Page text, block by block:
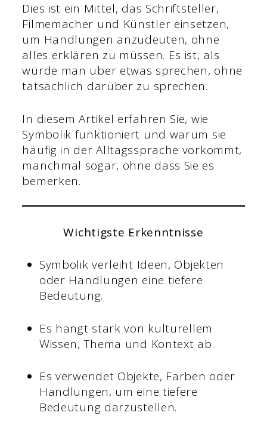
Dies ist ein Mittel, das Schriftsteller,
Filmemacher und Künstler einsetzen,
um Handlungen anzudeuten, ohne
alles erklären zu müssen. Es ist, als
würde man über etwas sprechen, ohne
tatsächlich darüber zu sprechen.
In diesem Artikel erfahren Sie, wie
Symbolik funktioniert und warum sie
häufig in der Alltagssprache vorkommt,
manchmal sogar, ohne dass Sie es
bemerken.
Wichtigste Erkenntnisse
Symbolik verleiht Ideen, Objekten
oder Handlungen eine tiefere
Bedeutung.
Es hängt stark von kulturellem
Wissen, Thema und Kontext ab.
Es verwendet Objekte, Farben oder
Handlungen, um eine tiefere
Bedeutung darzustellen.